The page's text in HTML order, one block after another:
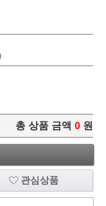
총 상품 금액 0 원
관심상품